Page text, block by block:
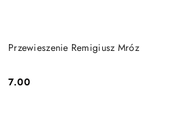
Przewieszenie Remigiusz Mróz
Cena:
7.00